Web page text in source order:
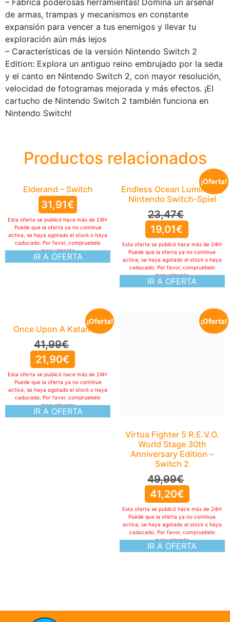
de armas, trampas y mecanismos en constante
expansión para vencer a tus enemigos y llevar tu
exploración aún más lejos
– Características de la versión Nintendo Switch 2
Edition: Explora un antiguo reino embrujado por la seda
y el canto en Nintendo Switch 2, con mayor resolución,
velocidad de fotogramas mejorada y más efectos. ¡El
cartucho de Nintendo Switch 2 también funciona en
Nintendo Switch!
Productos relacionados
Elderand – Switch
31,91€
IR A OFERTA
Esta oferta se publicó hace más de 24H:
Puede que la oferta ya no continue
activa, se haya agotado el stock o haya
caducado. Por favor, compruebelo
manualmente
¡Oferta!
Endless Ocean Luminous,
Nintendo Switch-Spiel
23,47€
19,01€
IR A OFERTA
Esta oferta se publicó hace más de 24H:
Puede que la oferta ya no continue
activa, se haya agotado el stock o haya
caducado. Por favor, compruebelo
manualmente
¡Oferta!
Once Upon A Katamari
41,99€
21,90€
IR A OFERTA
Esta oferta se publicó hace más de 24H:
Puede que la oferta ya no continue
activa, se haya agotado el stock o haya
caducado. Por favor, compruebelo
manualmente
¡Oferta!
Virtua Fighter 5 R.E.V.O.
World Stage 30th
Anniversary Edition –
Switch 2
49,99€
41,20€
IR A OFERTA
Esta oferta se publicó hace más de 24H:
Puede que la oferta ya no continue
activa, se haya agotado el stock o haya
caducado. Por favor, compruebelo
manualmente